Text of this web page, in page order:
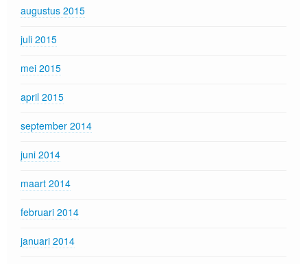
augustus 2015
juli 2015
mei 2015
april 2015
september 2014
juni 2014
maart 2014
februari 2014
januari 2014